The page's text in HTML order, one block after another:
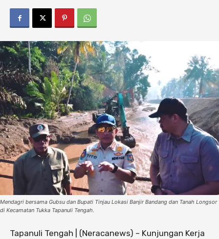
Mendagri bersama Gubsu dan Bupati Tinjau Lokasi Banjir Bandang dan Tanah Longsor
di Kecamatan Tukka Tapanuli Tengah.
Tapanuli Tengah | (Neracanews) – Kunjungan Kerja